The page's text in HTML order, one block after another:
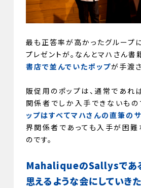
最も正答率が高かったグループ
プレゼントが。なんとマハさん書
書店で並んでいたポップが手渡
販促用のポップは、通常であれ
関係者でしか入手できないもの
ップはすべてマハさんの直筆の
界関係者であっても入手が困難
のです。
MahaliqueのSallysであ
思えるような会にしていき